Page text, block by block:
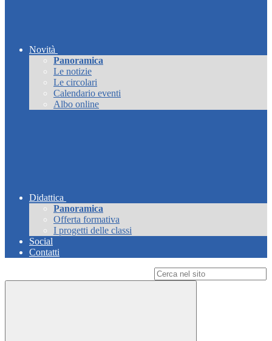
Novità
Panoramica
Le notizie
Le circolari
Calendario eventi
Albo online
Didattica
Panoramica
Offerta formativa
I progetti delle classi
Social
Contatti